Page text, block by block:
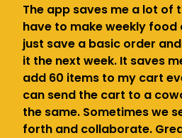
The app saves me a lot of
have to make weekly food
just save a basic order
it the next week. It saves
add 60 items to my cart
can send the cart to a
the same. Sometimes we
forth and collaborate.